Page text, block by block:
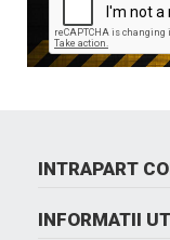
INTRAPART
INFORMATII